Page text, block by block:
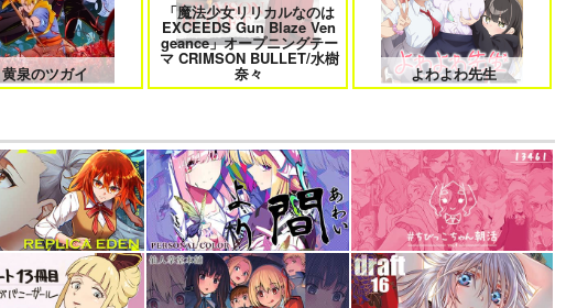
黄泉のツガイ
「魔法少女リリカルなのは
EXCEEDS Gun Blaze Ven
geance」オープニングテー
マ CRIMSON BULLET/水樹
奈々 よわよわ先生